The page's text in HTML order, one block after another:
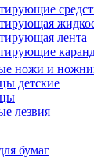
лента
ножи и
детские
лезвия
бумаг